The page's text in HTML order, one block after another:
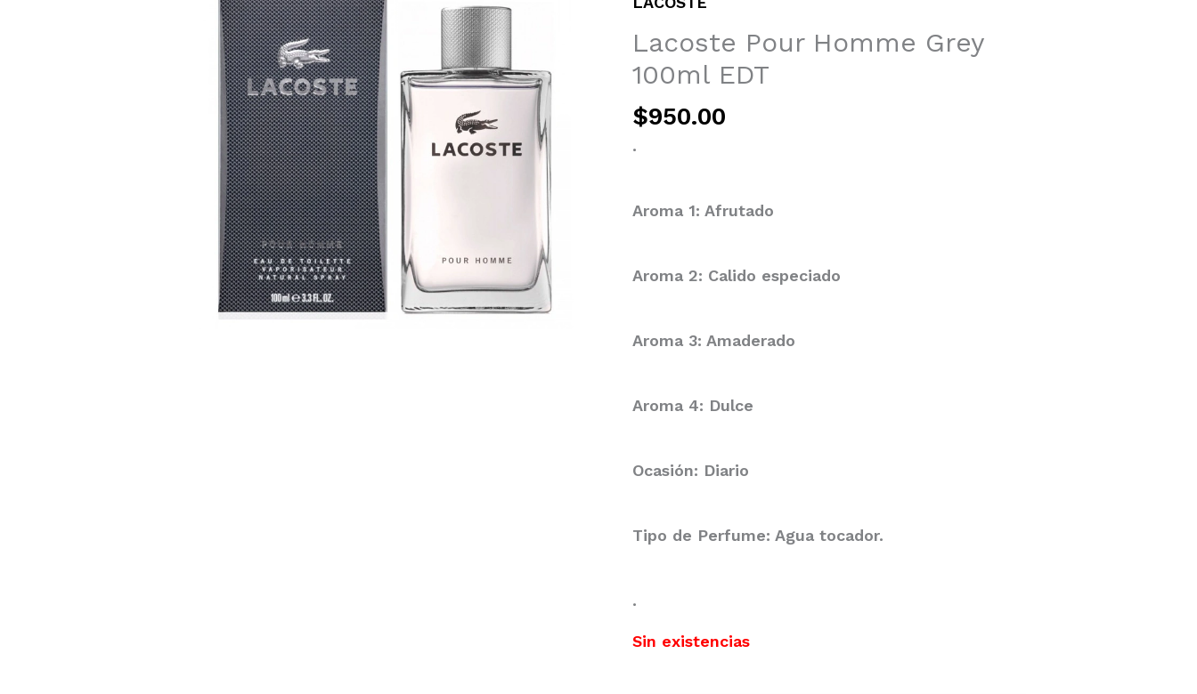
Lacoste Pour Homme Grey
100ml EDT
$950.00
.
Aroma 1: Afrutado
Aroma 2: Calido especiado
Aroma 3: Amaderado
Aroma 4: Dulce
Ocasión: Diario
Tipo de Perfume: Agua tocador.
.
Sin existencias